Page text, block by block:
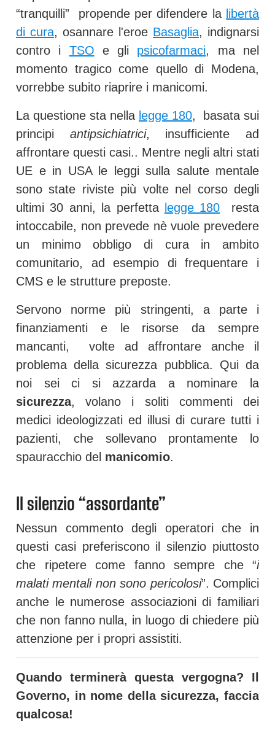
“tranquilli” propende per difendere la libertà
di cura, osannare l'eroe Basaglia, indignarsi
contro i TSO e gli psicofarmaci, ma nel
momento tragico come quello di Modena,
vorrebbe subito riaprire i manicomi.
La questione sta nella legge 180, basata sui
principi antipsichiatrici, insufficiente ad
affrontare questi casi.. Mentre negli altri stati
UE e in USA le leggi sulla salute mentale
sono state riviste più volte nel corso degli
ultimi 30 anni, la perfetta legge 180 resta
intoccabile, non prevede nè vuole prevedere
un minimo obbligo di cura in ambito
comunitario, ad esempio di frequentare i
CMS e le strutture preposte.
Servono norme più stringenti, a parte i
finanziamenti e le risorse da sempre
mancanti, volte ad affrontare anche il
problema della sicurezza pubblica. Qui da
noi sei ci si azzarda a nominare la
sicurezza, volano i soliti commenti dei
medici ideologizzati ed illusi di curare tutti i
pazienti, che sollevano prontamente lo
spauracchio del manicomio.
Il silenzio “assordante”
Nessun commento degli operatori che in
questi casi preferiscono il silenzio piuttosto
che ripetere come fanno sempre che “i
malati mentali non sono pericolosi”. Complici
anche le numerose associazioni di familiari
che non fanno nulla, in luogo di chiedere più
attenzione per i propri assistiti.
Quando terminerà questa vergogna? Il
Governo, in nome della sicurezza, faccia
qualcosa!